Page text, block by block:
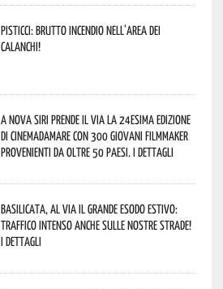
Pisticci: brutto incendio nell’area dei
Calanchi!
A Nova Siri prende il via la 24esima edizione
di Cinemadamare con 300 giovani filmmaker
provenienti da oltre 50 Paesi. I dettagli
Basilicata, al via il grande esodo estivo:
traffico intenso anche sulle nostre strade!
I dettagli